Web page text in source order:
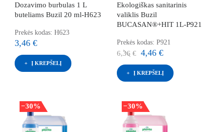
Dozavimo burbulas 1 L
buteliams Buzil 20 ml-H623
Prekės kodas: H623
3,46 €
Į KREPŠELĮ
Ekologiškas sanitarinis
valiklis Buzil
BUCASAN®+HIT 1L-P921
Prekės kodas: P921
6,36 € 4,46 €
Į KREPŠELĮ
−30% −30%